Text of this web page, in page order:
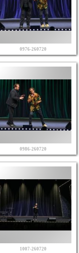
0976-260720
0986-260720
1007-260720